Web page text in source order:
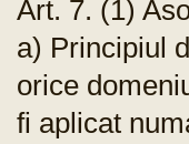
Art. 7. (1)
a) Principiul
orice
fi aplicat